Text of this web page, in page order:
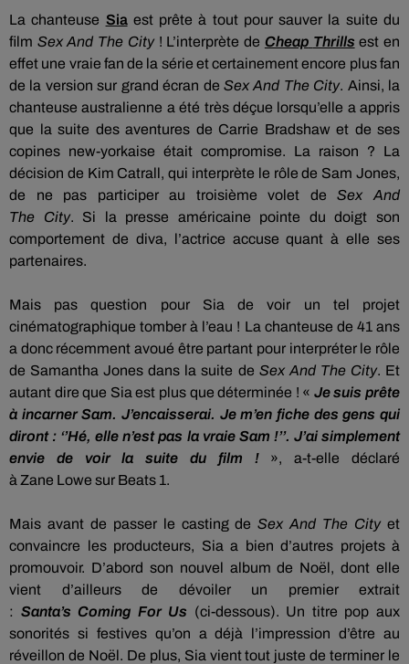
La chanteuse Sia est prête à tout pour sauver la suite du
film SexAnd The City ! L’interprète de Cheap Thrills est en
effet une vraie fan de la série et certainement encore plus fan
de la version sur grand écran de SexAnd The City. Ainsi, la
chanteuse australienne a été très déçue lorsqu’elle a appris
que la suite des aventures de Carrie Bradshaw et de ses
copines new-yorkaise était compromise. La raison ?
La
décision de Kim Catrall, qui interprète le rôle de Sam Jones,
de ne pas participer au troisième volet de
Sex And
The City.
Si la presse américaine pointe du doigt son
comportement de diva, l’actrice accuse quant à elle ses
partenaires.
Mais pas question pour Siade voir un tel projet
cinématographique tomber à l’eau ! La chanteuse de 41 ans
a donc récemment avoué être partant pour interpréter le rôle
de Samantha Jones dans la suite de SexAnd The City. Et
autant dire que Sia est plus que déterminée ! « Je suis prête
à incarner Sam. J’encaisserai. Je m’en fiche des gens qui
diront : ‘’Hé, elle n’est pas la vraie Sam !’’. J’ai simplement
envie de voir la suite du film !
»,
a-t-elle déclaré
à Zane Lowe sur Beats 1.
Mais avant de passer le casting de Sex And The City et
convaincre les producteurs, Sia a bien d’autres projets à
promouvoir. D’abord son nouvel album de Noël, dont elle
vient d’ailleurs de dévoiler un premier extrait
: Santa’s Coming For Us (ci-dessous). Un titre pop aux
sonorités si festives qu’on a déjà l’impression d’être au
réveillon de Noël. De plus, Sia vient tout juste de terminer le